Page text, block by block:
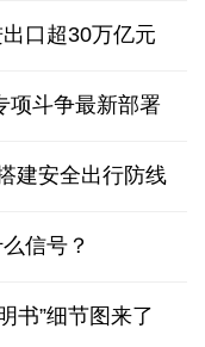
口超30万亿元
项斗争最新部署
建安全出行防线
信号？
书”细节图来了